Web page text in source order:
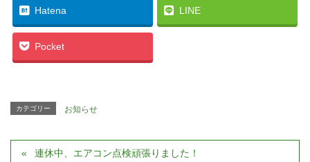
Hatena LINE
Pocket
カテゴリー お知らせ
連休中、エアコン点検頑張りました！